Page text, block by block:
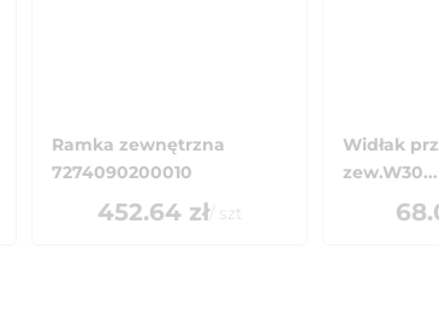
Ramka zewnętrzna
7274090200010
452.64zł/ szt
Widłak
zew.W30...